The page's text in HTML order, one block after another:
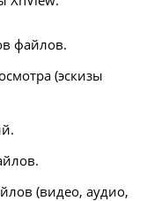
файлов.
(эскизы
(видео, аудио,